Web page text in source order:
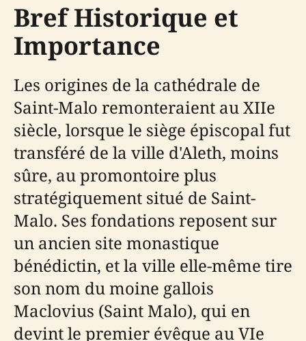
Bref Historique et
Importance
Les origines de la cathédrale de
Saint-Malo remonteraient au XIIe
siècle, lorsque le siège épiscopal fut
transféré de la ville d'Aleth, moins
sûre, au promontoire plus
stratégiquement situé de Saint-
Malo. Ses fondations reposent sur
un ancien site monastique
bénédictin, et la ville elle-même tire
son nom du moine gallois
Maclovius (Saint Malo), qui en
devint le premier évêque au VIe